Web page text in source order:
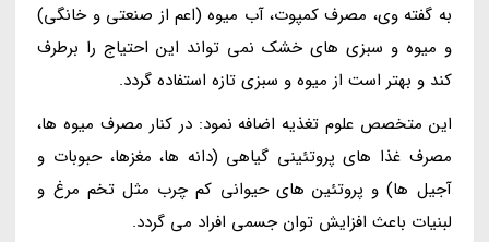
به گفته وی، مصرف کمپوت، آب میوه (اعم از صنعتی و خانگی)
و میوه و سبزی های خشک نمی تواند این احتیاج را برطرف
کند و بهتر است از میوه و سبزی تازه استفاده گردد.
این متخصص علوم تغذیه اضافه نمود: در کنار مصرف میوه ها،
مصرف غذا های پروتئینی گیاهی (دانه ها، مغزها، حبوبات و
آجیل ها) و پروتئین های حیوانی کم چرب مثل تخم مرغ و
لبنیات باعث افزایش توان جسمی افراد می گردد.